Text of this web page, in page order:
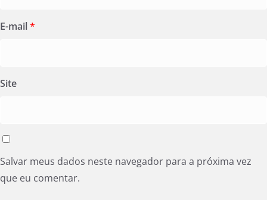
E-mail*
Site
Salvar meus dados neste navegador para a próxima vez
que eu comentar.